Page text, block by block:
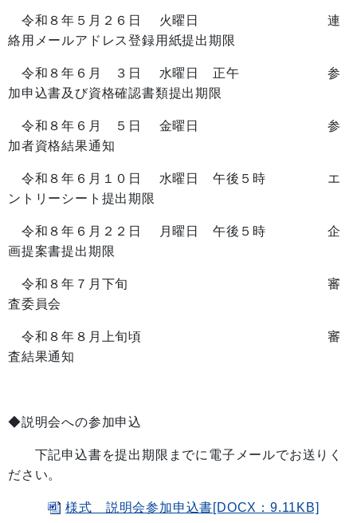
令和８年５月２６日 火曜日 連
絡用メールアドレス登録用紙提出期限
令和８年６月 ３日 水曜日 正午 参
加申込書及び資格確認書類提出期限
令和８年６月 ５日 金曜日 参
加者資格結果通知
令和８年６月１０日 水曜日 午後５時 エ
ントリーシート提出期限
令和８年６月２２日 月曜日 午後５時 企
画提案書提出期限
令和８年７月下旬 審
査委員会
令和８年８月上旬頃 審
査結果通知
◆説明会への参加申込
下記申込書を提出期限までに電子メールでお送りく
ださい。
様式 説明会参加申込書[DOCX：9.11KB]